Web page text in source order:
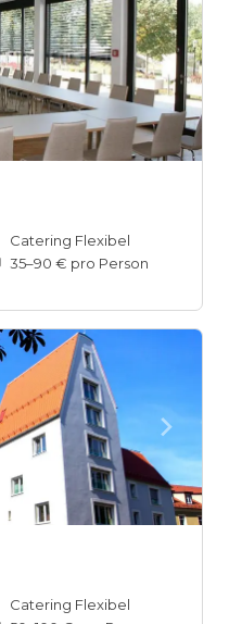
Catering Flexibel
35–90 € pro Person
Catering Flexibel